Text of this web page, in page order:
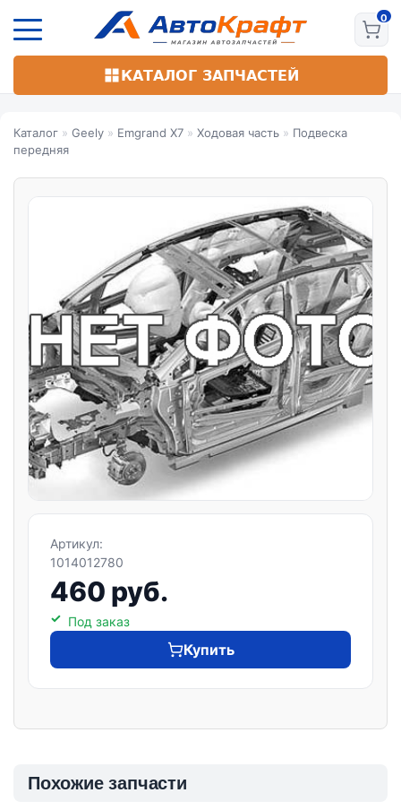
основному
КАТАЛОГ ЗАПЧАСТЕЙ
Каталог » Geely » Emgrand X7 » Ходовая часть » Подвеска
передняя
Артикул:
1014012780
460 руб.
Под заказ
Купить
Похожие запчасти